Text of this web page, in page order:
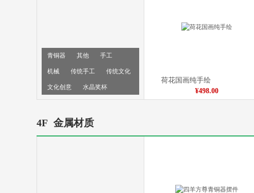
青铜器 其他 手工
机械 传统手工 传统文化
文化创意 水晶奖杯
荷花国画纯手绘
¥498.00
4F 金属材质